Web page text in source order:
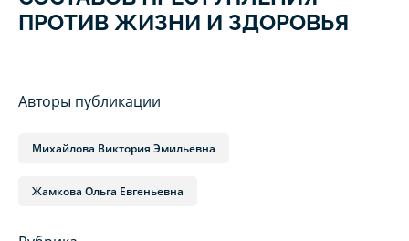
ПРОТИВ ЖИЗНИ И ЗДОРОВЬЯ
Авторы публикации
Михайлова Виктория Эмильевна
Жамкова Ольга Евгеньевна